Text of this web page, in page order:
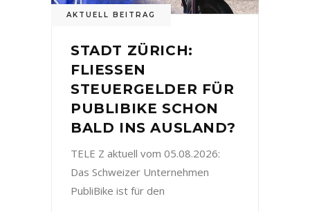
AKTUELL BEITRAG
STADT ZÜRICH:
FLIESSEN
STEUERGELDER FÜR
PUBLIBIKE SCHON
BALD INS AUSLAND?
TELE Z aktuell vom 05.08.2026:
Das Schweizer Unternehmen
PubliBike ist für den